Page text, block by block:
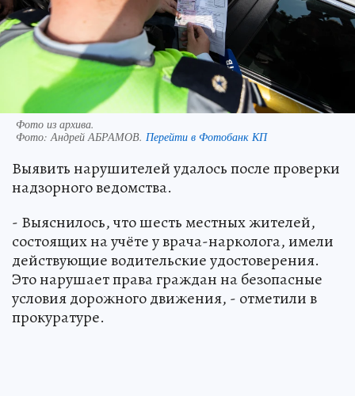
Фото из архива.
Фото: Андрей АБРАМОВ. Перейти в Фотобанк КП
Выявить нарушителей удалось после проверки
надзорного ведомства.
- Выяснилось, что шесть местных жителей,
состоящих на учёте у врача-нарколога, имели
действующие водительские удостоверения.
Это нарушает права граждан на безопасные
условия дорожного движения, - отметили в
прокуратуре.